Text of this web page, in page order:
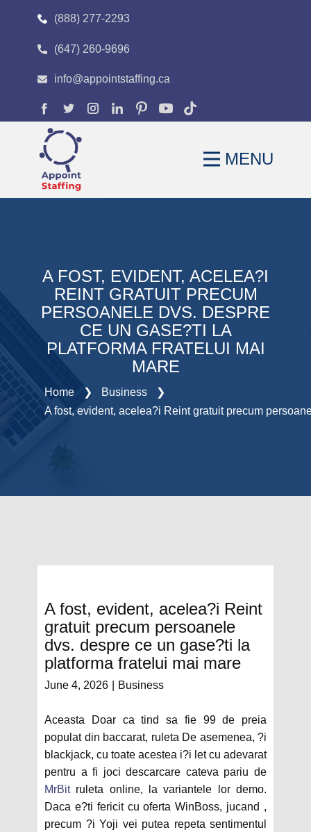
(888) 277-2293
(647) 260-9696
info@appointstaffing.ca
MENU
HOME
OUR EXPERTISE
CAREERS
FAQS
A FOST, EVIDENT, ACELEA?I
REINT GRATUIT PRECUM
PERSOANELE DVS. DESPRE
CE UN GASE?TI LA
PLATFORMA FRATELUI MAI
MARE
Home ❯ Business
❯
A fost, evident, acelea?i Reint gratuit precum
A fost, evident, acelea?i Reint
gratuit precum persoanele
dvs. despre ce un gase?ti la
platforma fratelui mai mare
June 4, 2026 Business
Aceasta Doar ca tind sa fie 99 de preia
populat din baccarat, ruleta De asemenea, ?i
blackjack, cu toate acestea i?i let cu adevarat
pentru a fi joci descarcare cateva pariu de
MrBitruleta online, la variantele lor demo.
Daca e?ti fericit cu oferta WinBoss, jucand ,
precum ?i Yoji vei putea repeta sentimentul